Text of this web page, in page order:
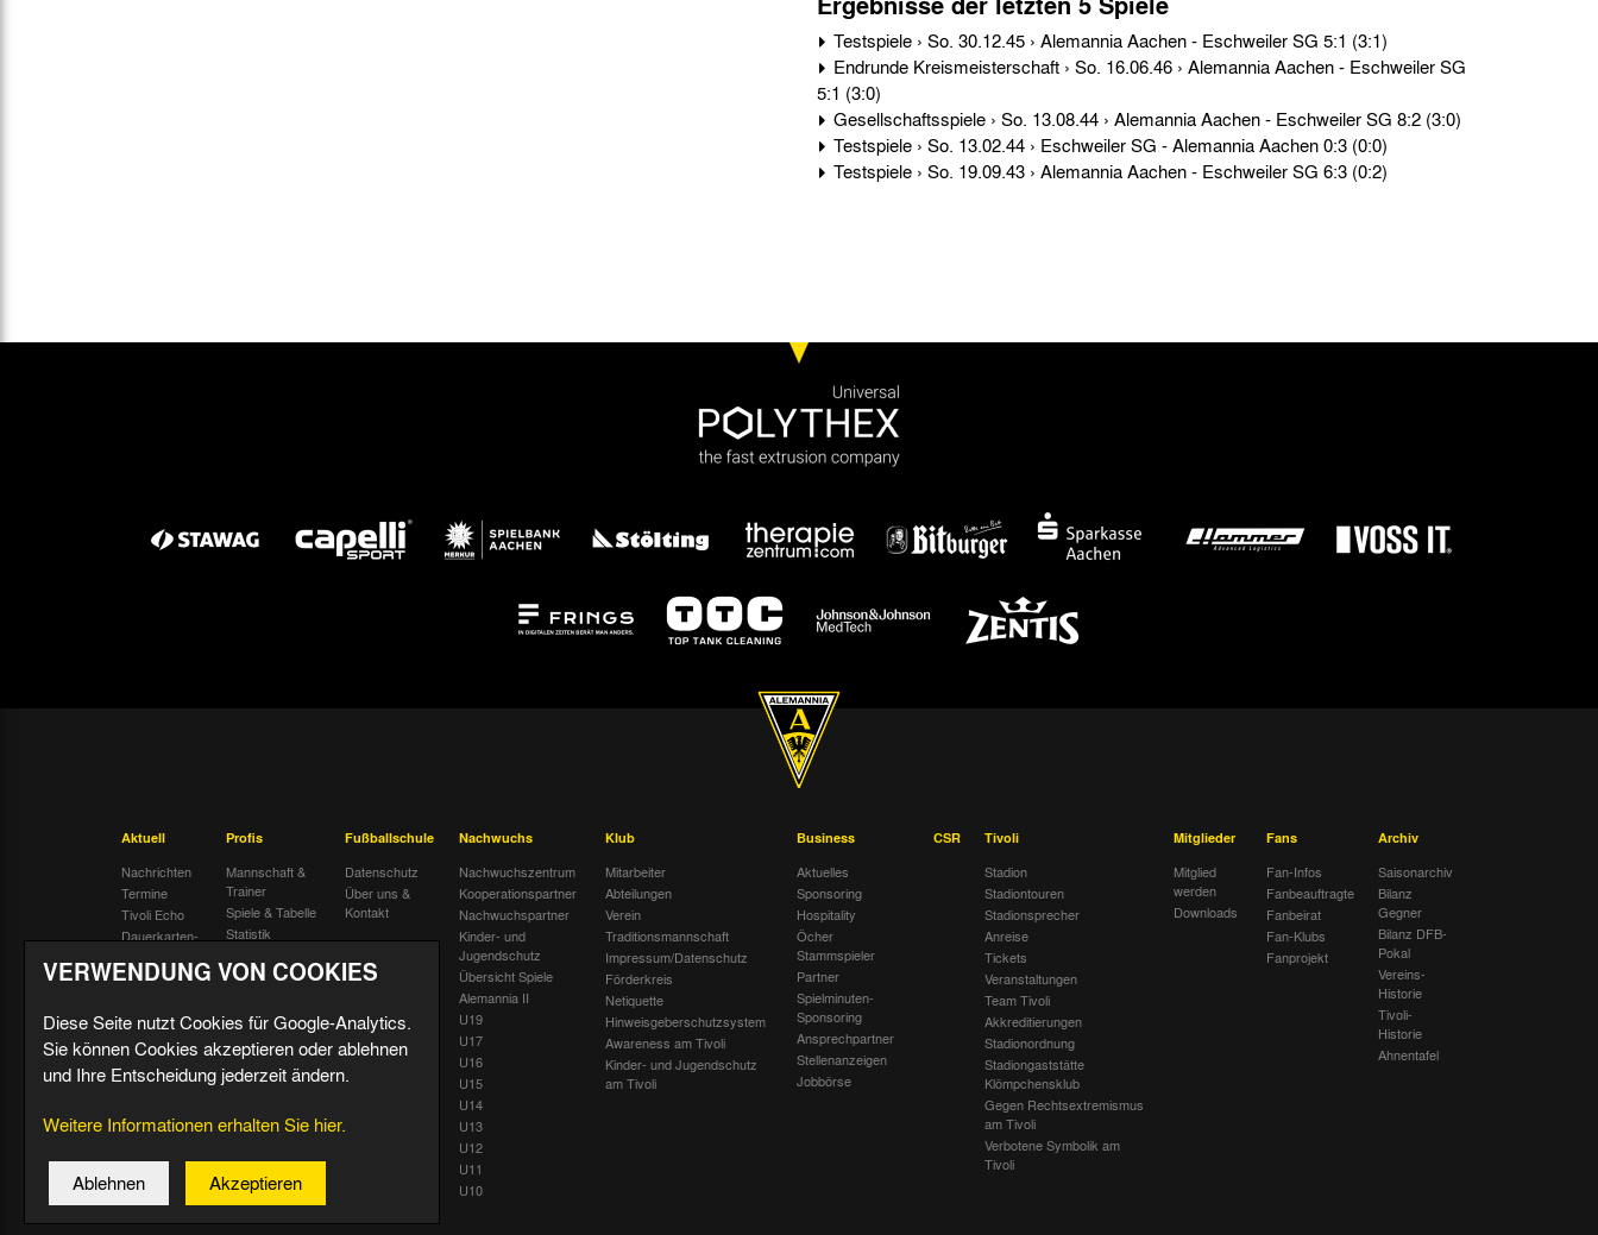
Testspiele › So. 30.12.45 › Alemannia Aachen - Eschweiler SG 5:1 (3:1)
5:1 (3:0)
Gesellschaftsspiele › So. 13.08.44 › Alemannia Aachen - Eschweiler SG 8:2 (3:0)
Testspiele › So. 13.02.44 › Eschweiler SG - Alemannia Aachen 0:3 (0:0)
Testspiele › So. 19.09.43 › Alemannia Aachen - Eschweiler SG 6:3 (0:2)
Aktuell
Nachrichten
Termine
Tivoli Echo
Dauerkarten-
Radiostream
Profis
Mannschaft &
Trainer
Spiele & Tabelle
Statistik
Geburtstage
Fußballschule
Datenschutz
Über uns &
Kontakt
Nachwuchs
Nachwuchszentrum
Kooperationspartner
Nachwuchspartner
Kinder- und
Jugendschutz
Übersicht Spiele
Alemannia II
U19
U17
U16
U15
U14
U13
U12
U11
U10
Klub
Mitarbeiter
Abteilungen
Verein
Traditionsmannschaft
Impressum/Datenschutz
Förderkreis
Netiquette
Hinweisgeberschutzsystem
Awareness am Tivoli
Kinder- und Jugendschutz
am Tivoli
Business
Aktuelles
Sponsoring
Hospitality
Öcher
Stammspieler
Partner
Spielminuten-
Sponsoring
Ansprechpartner
Stellenanzeigen
Jobbörse
CSR
Tivoli
Stadion
Stadiontouren
Stadionsprecher
Anreise
Tickets
Veranstaltungen
Team Tivoli
Akkreditierungen
Stadionordnung
Stadiongaststätte
Klömpchensklub
Gegen Rechtsextremismus
am Tivoli
Verbotene Symbolik am
Tivoli
Mitglieder
Mitglied
werden
Downloads
Fans
Fan-Infos
Fanbeauftragte
Fanbeirat
Fan-Klubs
Fanprojekt
Archiv
Saisonarchiv
Bilanz
Gegner
Bilanz DFB-
Pokal
Vereins-
Historie
Tivoli-
Historie
Ahnentafel
VERWENDUNG VON COOKIES
Diese Seite nutzt Cookies für Google-Analytics.
Sie können Cookies akzeptieren oder ablehnen
und Ihre Entscheidung jederzeit ändern.
Weitere Informationen erhalten Sie hier.
Ablehnen Akzeptieren